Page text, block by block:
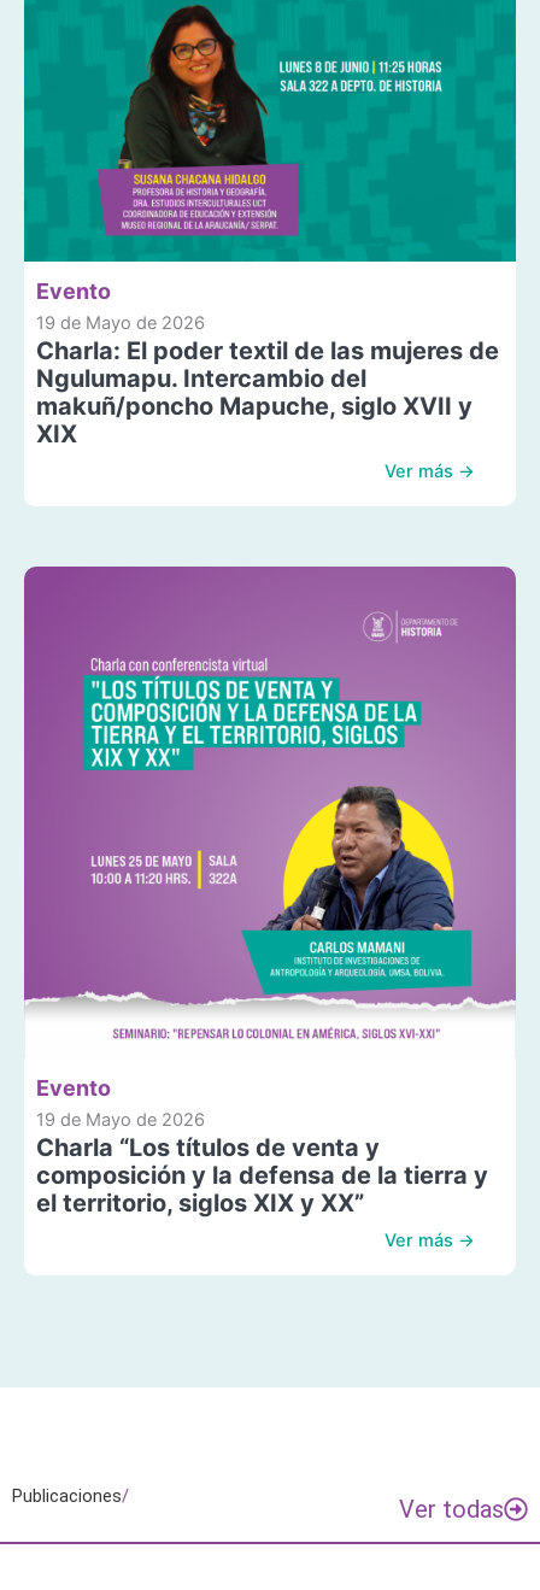
Evento
19 de Mayo de 2026
Charla: El poder textil de las mujeres de
Ngulumapu. Intercambio del
makuñ/poncho Mapuche, siglo XVII y
XIX
Ver más →
Evento
19 de Mayo de 2026
Charla “Los títulos de venta y
composición y la defensa de la tierra y
el territorio, siglos XIX y XX”
Ver más →
Publicaciones/ Ver todas